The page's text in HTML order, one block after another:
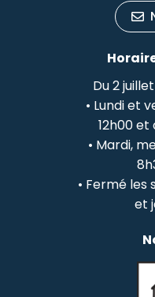
Du 2
• Lundi et
12h00 et
• Mardi,
• Fermé les
et